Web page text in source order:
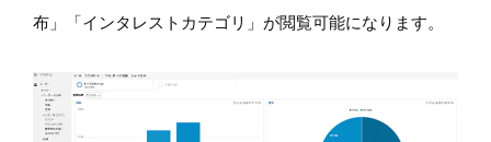
布」「インタレストカテゴリ」が閲覧可能になります。